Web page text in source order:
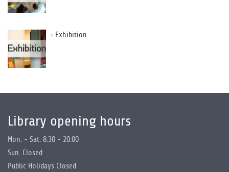
Exhibition
Library opening hours
Mon. - Sat. 8:30 - 20:00
Sun. Closed
Public Holidays Closed